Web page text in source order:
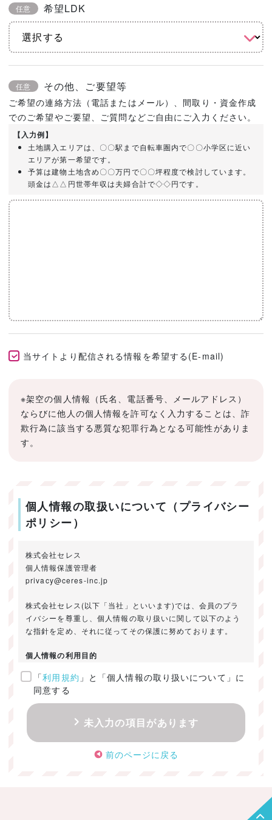
任意 希望LDK
任意 その他、ご要望等
ご希望の連絡方法（電話またはメール）、間取り・資金作成
でのご希望やご要望、ご質問などご自由にご入力ください。
【入力例】
土地購入エリアは、〇〇駅まで自転車圏内で〇〇小学区に近い
エリアが第一希望です。
予算は建物土地含め〇〇万円で〇〇坪程度で検討しています。
頭金は△△円世帯年収は夫婦合計で◇◇円です。
当サイトより配信される情報を希望する(E-mail)
※架空の個人情報（氏名、電話番号、メールアドレス）
ならびに他人の個人情報を許可なく入力することは、詐
欺行為に該当する悪質な犯罪行為となる可能性がありま
す。
個人情報の取扱いについて（プライバシー
ポリシー）
株式会社セレス
個人情報保護管理者
privacy@ceres-inc.jp
株式会社セレス(以下「当社」といいます)では、会員のプラ
イバシーを尊重し、個人情報の取り扱いに関して以下のよう
な指針を定め、それに従ってその保護に努めております。
個人情報の利用目的
ご提供いただきました個人情報は、以下のためにのみ利用い
たします。
・お問い合わせに対する回答及び資料送付のご連絡
・当社のお客様向けサービスの提供
・本人確認
・サービスの開発・改善のための分析
「利用規約 」と「個人情報の取り扱いについて」に
同意する
未入力の項目があります
前のページに戻る